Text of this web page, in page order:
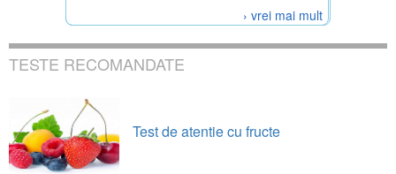
› vrei mai mult
TESTE RECOMANDATE
Test de atentie cu fructe